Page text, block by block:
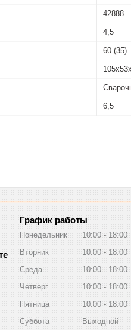
42888
4,5
60 (35)
6,5
График работы
Понедельник 10:00
18:00
Вторник
10:00
18:00
Среда
10:00
18:00
Четверг
10:00
18:00
Пятница
10:00
18:00
Суббота
Выходной